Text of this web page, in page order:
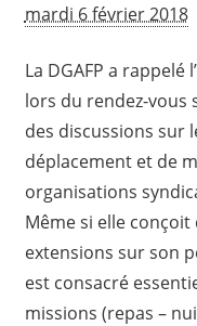
mardi 6 février 2018
La DGAFP a
lors du rendez-vous
des discussions sur
déplacement et de
organisations
Même si elle
extensions sur son
est consacré
missions (repas –